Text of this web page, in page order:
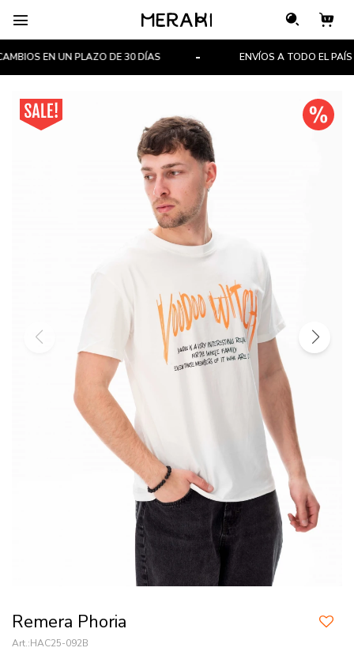

EN UN PLAZO DE 30 DÍAS ENVÍOS A TODO EL PAÍS
Remera Phoria
HAC25-092B